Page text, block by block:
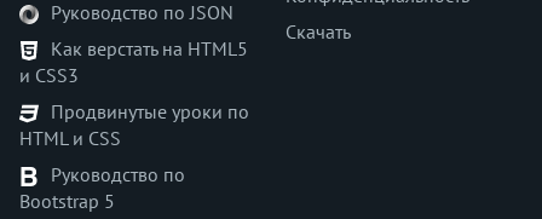
font-style
font-variant
font-variant-caps
font-weight
gap
grid-auto-columns
grid-auto-rows
Руководство по JSON
Как верстать на HTML5
и CSS3
Продвинутые уроки по
HTML и CSS
Руководство по
Bootstrap 5
Скачать